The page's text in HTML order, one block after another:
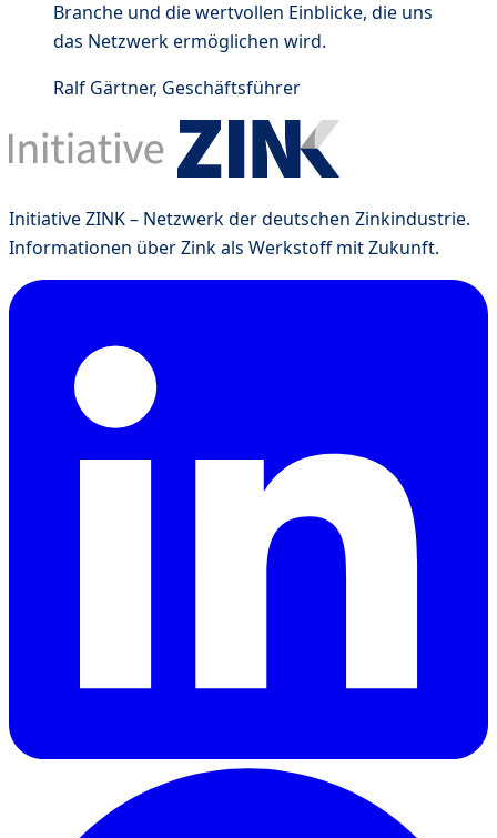
Branche und die wertvollen Einblicke, die uns
das Netzwerk ermöglichen wird.
Ralf Gärtner, Geschäftsführer
Initiative ZINK – Netzwerk der deutschen Zinkindustrie.
Informationen über Zink als Werkstoff mit Zukunft.